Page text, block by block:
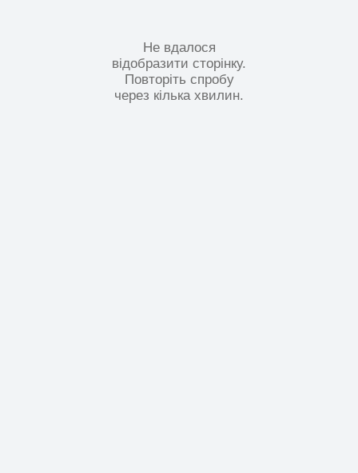
Не вдалося
відобразити сторінку.
Повторіть спробу
через кілька хвилин.